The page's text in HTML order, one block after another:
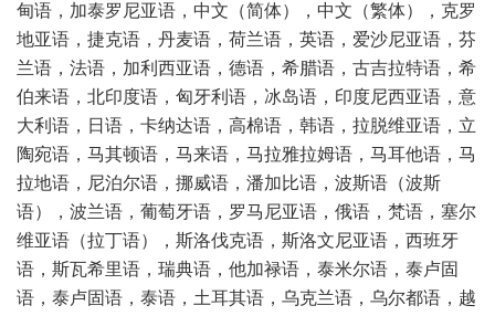
甸语，加泰罗尼亚语，中文（简体），中文（繁体），克罗
地亚语，捷克语，丹麦语，荷兰语，英语，爱沙尼亚语，芬
兰语，法语，加利西亚语，德语，希腊语，古吉拉特语，希
伯来语，北印度语，匈牙利语，冰岛语，印度尼西亚语，意
大利语，日语，卡纳达语，高棉语，韩语，拉脱维亚语，立
陶宛语，马其顿语，马来语，马拉雅拉姆语，马耳他语，马
拉地语，尼泊尔语，挪威语，潘加比语，波斯语（波斯
语），波兰语，葡萄牙语，罗马尼亚语，俄语，梵语，塞尔
维亚语（拉丁语），斯洛伐克语，斯洛文尼亚语，西班牙
语，斯瓦希里语，瑞典语，他加禄语，泰米尔语，泰卢固
语，泰卢固语，泰语，土耳其语，乌克兰语，乌尔都语，越